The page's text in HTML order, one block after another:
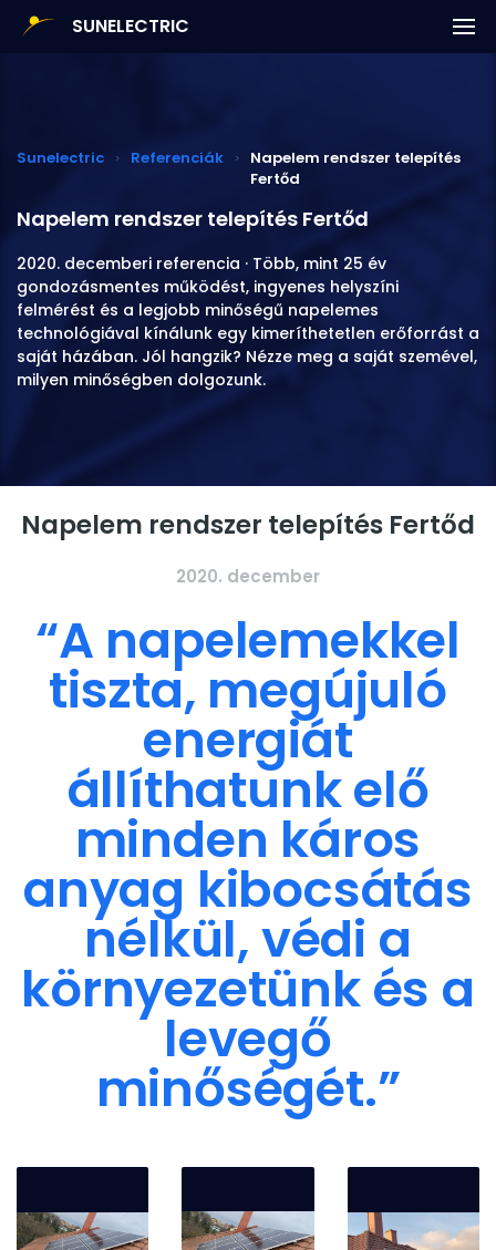
Napenergia Plusz Program előregisztráció
Ajánlatkérés
Kapcsolat
SUNELECTRIC
Sunelectric Referenciák
Napelem rendszer telepítés
Fertőd
Napelem rendszer telepítés Fertőd
2020. decemberi referencia · Több, mint 25 év
gondozásmentes működést, ingyenes helyszíni
felmérést és a legjobb minőségű napelemes
technológiával kínálunk egy kimeríthetetlen erőforrást a
saját házában. Jól hangzik? Nézze meg a saját szemével,
milyen minőségben dolgozunk.
Napelem rendszer telepítés Fertőd
2020. december
“A napelemekkel
tiszta, megújuló
energiát
állíthatunk elő
minden káros
anyag kibocsátás
nélkül, védi a
környezetünk és a
levegő
minőségét.”